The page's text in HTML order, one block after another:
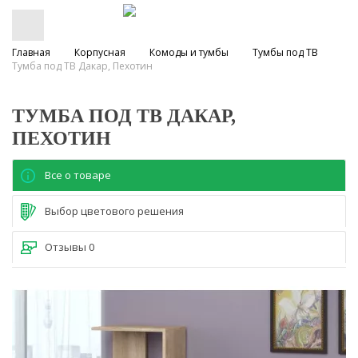
Главная Корпусная Комоды и тумбы
Тумбы под ТВ
Тумба под ТВ Дакар, Пехотин
ТУМБА ПОД ТВ ДАКАР,
ПЕХОТИН
Все о товаре
Выбор цветового решения
Отзывы 0